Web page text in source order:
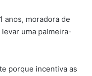
anos, moradora de
levar uma palmeira-
porque incentiva as